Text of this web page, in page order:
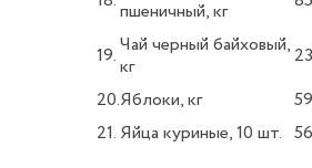
пшеничный, кг
19.Чай черный байховый,
кг
20.Яблоки, кг
21. Яйца куриные, 10 шт.